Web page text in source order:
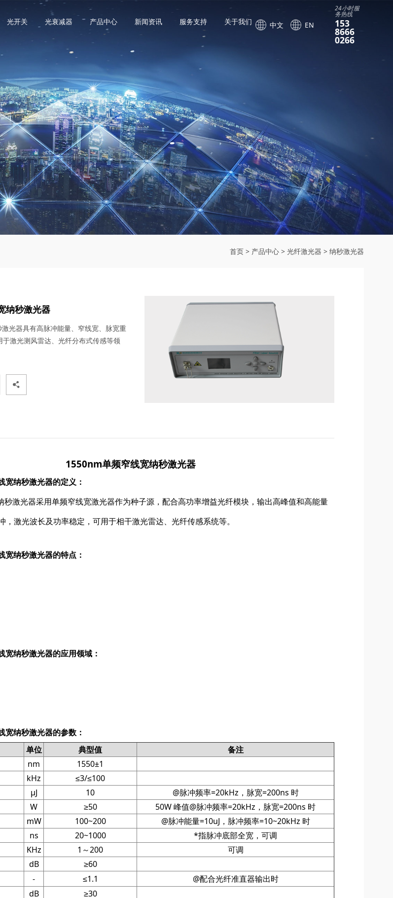
光开关 光衰减器 产品中心 新闻资讯 服务支持 关于我们 中文 EN
24小时服
务热线
153
8666
0266
首页> 产品中心> 光纤激光器 > 纳秒激光器
纳秒激光器
光器具有高脉冲能量、窄线宽、脉宽重
激光测风雷达、光纤分布式传感等领
1550nm单频窄线宽纳秒激光器
纳秒激光器的定义：
激光器采用单频窄线宽激光器作为种子源，配合高功率增益光纤模块，输出高峰值和高能量
，激光波长及功率稳定，可用于相干激光雷达、光纤传感系统等。
纳秒激光器的特点：
纳秒激光器的应用领域：
纳秒激光器的参数：
单位 典型值
备注
nm
1550±1
kHz
≤3/≤100
μJ 10
@脉冲频率=20kHz，脉宽=200ns 时
W ≥50
50W 峰值@脉冲频率=20kHz，脉宽=200ns 时
mW 100~200
@脉冲能量=10uJ，脉冲频率=10~20kHz 时
ns 20~1000
*指脉冲底部全宽，可调
KHz 1～200
可调
dB
≥60
- ≤1.1
@配合光纤准直器输出时
dB
≥30